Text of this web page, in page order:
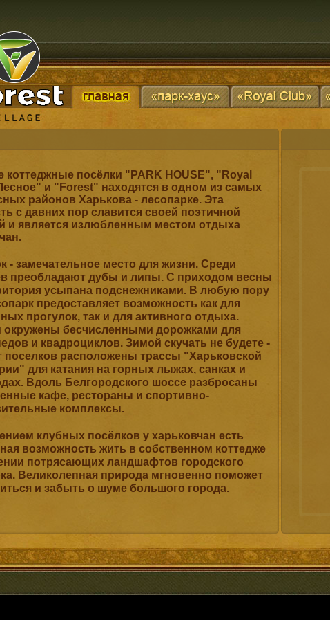
коттеджные посёлки "PARK HOUSE", "Royal
и "Forest" находятся в одном из самых
районов Харькова - лесопарке. Эта
с давних пор славится своей поэтичной
и является излюбленным местом отдыха
- замечательное место для жизни. Среди
преобладают дубы и липы. С приходом весны
усыпана подснежниками. В любую пору
предоставляет возможность как для
прогулок, так и для активного отдыха.
окружены бесчисленными дорожками для
и квадроциклов. Зимой скучать не будете -
поселков расположены трассы "Харьковской
для катания на горных лыжах, санках и
Вдоль Белгородского шоссе разбросаны
кафе, рестораны и спортивно-
комплексы.
клубных посёлков у харьковчан есть
возможность жить в собственном коттедже
потрясающих ландшафтов городского
Великолепная природа мгновенно поможет
и забыть о шуме большого города.